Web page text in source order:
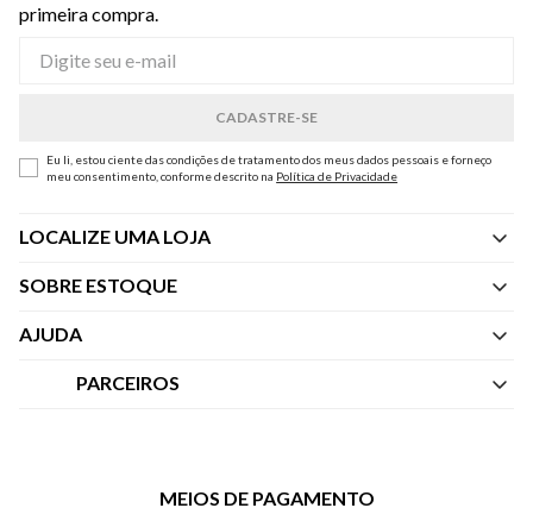
primeira compra.
Eu li, estou ciente das condições de tratamento dos meus dados pessoais e forneço
meu consentimento, conforme descrito na Política de Privacidade
LOCALIZE UMA LOJA
SOBRE ESTOQUE
Quem Somos
AJUDA
Central de Atendimento
Trocas e Devoluções
PARCEIROS
Vai de VisaMEIOS DE PAGAMENTO